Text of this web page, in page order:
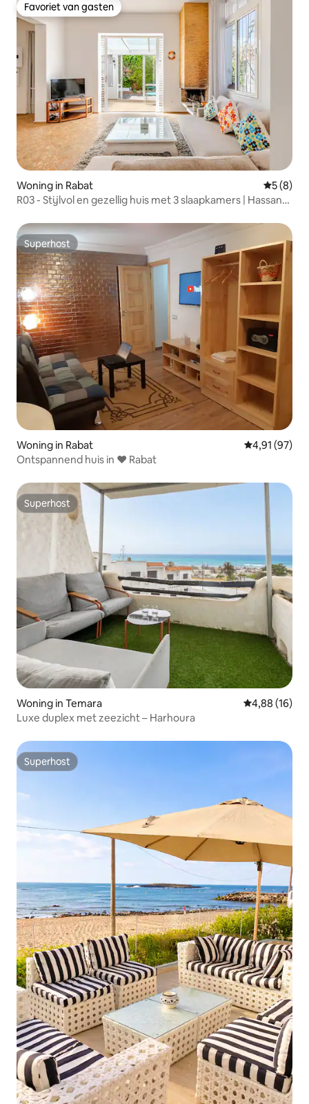
Favoriet van gasten
Favoriet van gasten
Woning in Rabat
5 (8)
R03 - Stijlvol en gezellig huis met 3 slaapkamers | Hassan
Superhost
Superhost
Woning in Rabat Gemiddelde
4,91 (97)
Ontspannend huis in ❤ Rabat
Superhost
Superhost
Woning in Temara Gemiddelde
4,88 (16)
Luxe duplex met zeezicht – Harhoura
Superhost
Superhost